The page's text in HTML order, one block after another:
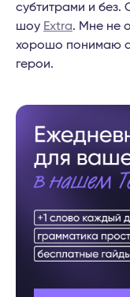
субтитрами и без.
шоу Extra. Мне не
хорошо понимаю
герои.